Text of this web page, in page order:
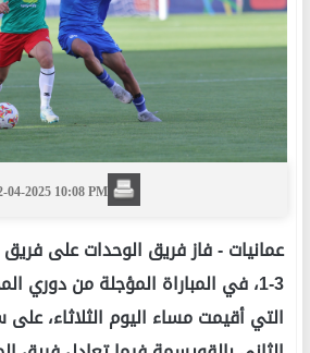
04-2025 10:08 PM
عمانيات -فاز فريق الوحدات على فريق
3-1، في المباراة المؤجلة من دوري
التي أقيمت مساء اليوم الثلاثاء، على